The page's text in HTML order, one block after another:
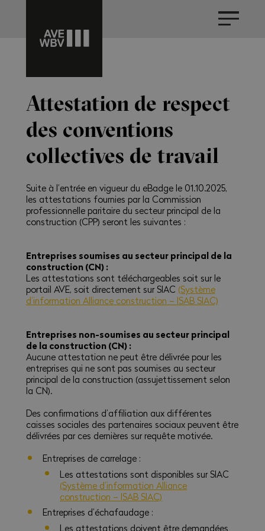
Attestation de respect
des conventions
collectives de travail
Suite à l’entrée en vigueur du eBadge le 01.10.2025,
les attestations fournies par la Commission
professionnelle paritaire du secteur principal de la
construction (CPP) seront les suivantes :
Entreprises soumises au secteur principal de la
construction (CN) :
Les attestations sont téléchargeables soit sur le
portail AVE, soit directement sur SIAC (Système
d’information Alliance construction – ISAB SIAC)
Entreprises non-soumises au secteur principal
de la construction (CN) :
Aucune attestation ne peut être délivrée pour les
entreprises qui ne sont pas soumises au secteur
principal de la construction (assujettissement selon
la CN).
Des confirmations d’affiliation aux différentes
caisses sociales des partenaires sociaux peuvent être
délivrées par ces dernières sur requête motivée.
Entreprises de carrelage :
Les attestations sont disponibles sur SIAC
(Système d’information Alliance
construction – ISAB SIAC)
Entreprises d’échafaudage :
Les attestations doivent être demandées